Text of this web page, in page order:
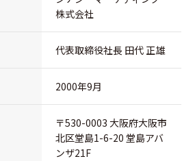
株式会社
代表取締役社長 田代 正雄
2000年9月
〒530-0003 大阪府大阪市
北区堂島1-6-20 堂島アバ
ンザ21F